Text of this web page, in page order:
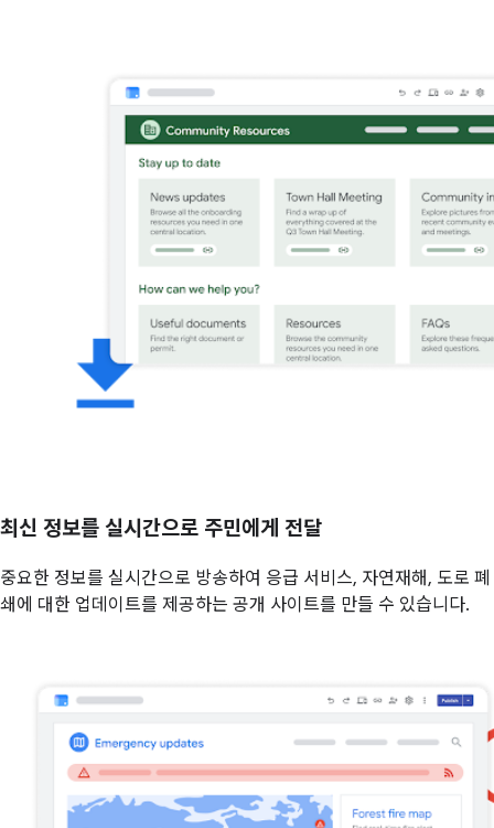
최신 정보를 실시간으로 주민에게 전달
중요한 정보를 실시간으로 방송하여 응급 서비스, 자연재해, 도로 폐
쇄에 대한 업데이트를 제공하는 공개 사이트를 만들 수 있습니다.